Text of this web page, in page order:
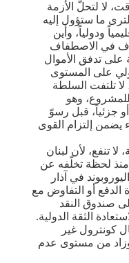
لا لتحلَّ الأزمة
ما ستؤول إليه
ودولياً، وأين
في الاصطفاف
على تدفق الأموال
على المستوى
تلتفت السلطة
للمشروع، وهو
أو جزئياً، قبل رسوّ
يضمن إلتزام القوى
تنفع، لأن لبنان
لحظة تخلّفه عن
في آذار
الدفع أو التفاوض مع
صندوق النقد
الثقة الدولية.
كونترول غير
وزاد من مستوى عدم